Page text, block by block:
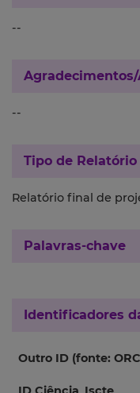
--
--
Tipo de Relatório
Relatório final de
Palavras-chave
Identificadores
Outro ID (fonte: